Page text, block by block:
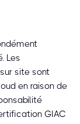
Les
site sont
en raison de
GIAC